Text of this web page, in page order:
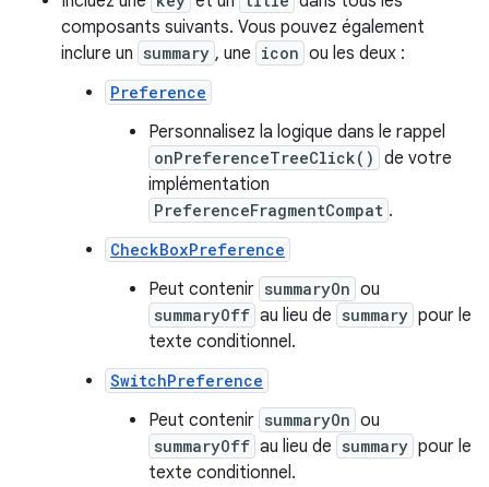
composants suivants. Vous pouvez également
inclure un summary , une icon ou les deux :
Preference
Personnalisez la logique dans le rappel
onPreferenceTreeClick() de votre
implémentation
PreferenceFragmentCompat .
CheckBoxPreference
Peut contenir summaryOn ou
summaryOff au lieu de summary pour le
texte conditionnel.
SwitchPreference
Peut contenir summaryOn ou
summaryOff au lieu de summary pour le
texte conditionnel.